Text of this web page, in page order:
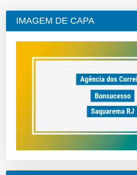
IMAGEM DE CAPA